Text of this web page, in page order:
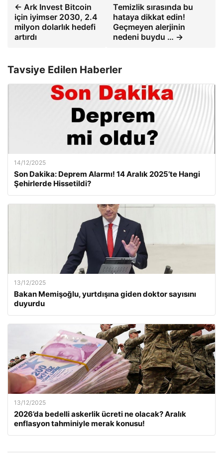
← Ark Invest Bitcoin
için iyimser 2030, 2.4
milyon dolarlık hedefi
artırdı
Temizlik sırasında bu
hataya dikkat edin!
Geçmeyen alerjinin
nedeni buydu … →
Tavsiye Edilen Haberler
14/12/2025
Son Dakika: Deprem Alarmı! 14 Aralık 2025’te Hangi
Şehirlerde Hissetildi?
13/12/2025
Bakan Memişoğlu, yurtdışına giden doktor sayısını
duyurdu
13/12/2025
2026’da bedelli askerlik ücreti ne olacak? Aralık
enflasyon tahminiyle merak konusu!